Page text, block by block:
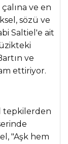
ve en
sözü ve
Saltiel'e ait
ve
ettiriyor.
tepkilerden
"Aşk hem